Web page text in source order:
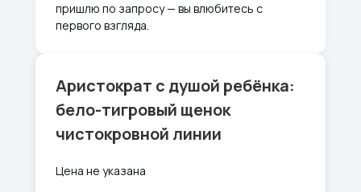
пришлю по запросу — вы влюбитесь с
первого взгляда.
Аристократ с душой ребёнка:
бело-тигровый щенок
чистокровной линии
Цена не указана